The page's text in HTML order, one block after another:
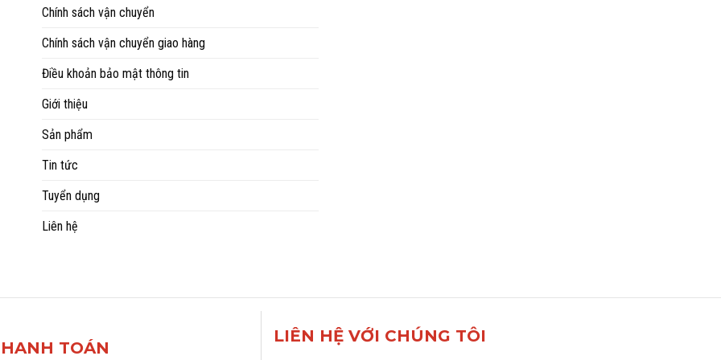
Chính sách vận chuyển
Chính sách vận chuyển giao hàng
Điều khoản bảo mật thông tin
Giới thiệu
Sản phẩm
Tin tức
Tuyển dụng
Liên hệ
TOÁN
LIÊN HỆ VỚI CHÚNG TÔI